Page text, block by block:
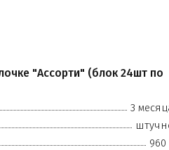
"Ассорти" (блок 24шт по
3
960